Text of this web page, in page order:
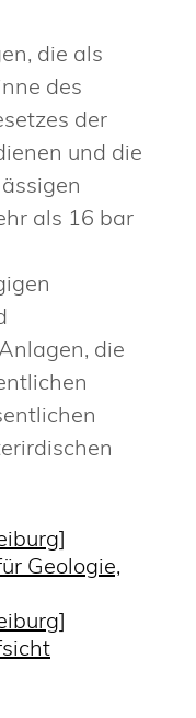
die als
des
der
und die
als 16 bar
die
Geologie,